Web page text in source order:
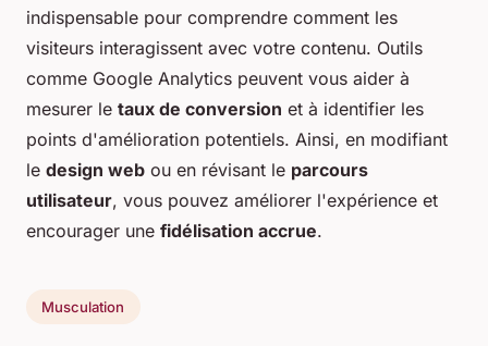
indispensable pour comprendre comment les
visiteurs interagissent avec votre contenu. Outils
comme Google Analytics peuvent vous aider à
mesurer le taux de conversion et à identifier les
points d'amélioration potentiels. Ainsi, en modifiant
le design web ou en révisant le parcours
utilisateur, vous pouvez améliorer l'expérience et
encourager une fidélisation accrue.
Musculation